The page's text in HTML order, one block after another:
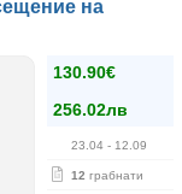
на
130.90€
256.02лв
23.04 - 12.09
12 грабнати